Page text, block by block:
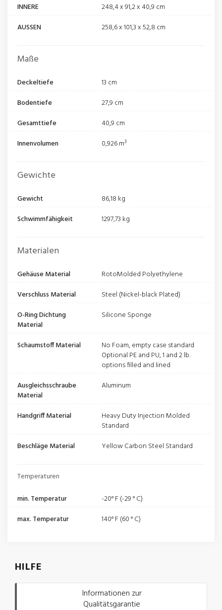
INNERE
248,4 x 91,2 x 40,9 cm
AUSSEN
258,6 x 101,3 x 52,8 cm
Maße
Deckeltiefe
13 cm
Bodentiefe
27,9 cm
Gesamttiefe
40,9 cm
Innenvolumen
0,926 m³
Gewichte
Gewicht
86,18 kg
Schwimmfähigkeit
1297,73 kg
Materialen
Gehäuse Material
RotoMolded Polyethylene
Verschluss Material
Steel (Nickel-black Plated)
O-Ring Dichtung
Material
Silicone Sponge
Schaumstoff Material
No Foam, empty case standard
Optional PE and PU, 1 and 2 lb.
options filled and lined
Ausgleichsschraube
Material
Aluminum
Handgriff Material
Heavy Duty Injection Molded
Standard
Beschläge Material
Yellow Carbon Steel Standard
Temperaturen
min. Temperatur
-20° F (-29 ° C)
max. Temperatur
140° F (60 ° C)
HILFE
Informationen zur
Qualitätsgarantie